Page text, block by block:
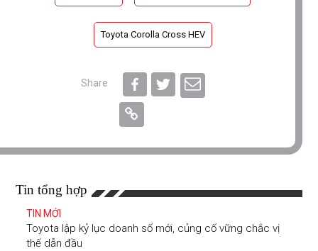
Toyota Corolla Cross HEV
Share
Tin tổng hợp
TIN MỚI
Toyota lập kỷ lục doanh số mới, củng cố vững chắc vị
thế dẫn đầu